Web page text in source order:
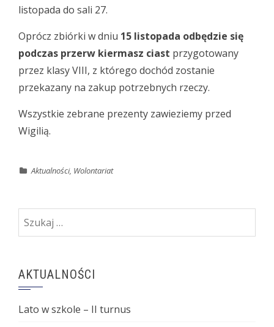
listopada do sali 27.
Oprócz zbiórki w dniu 15 listopada odbędzie się
podczas przerw kiermasz ciast przygotowany
przez klasy VIII, z którego dochód zostanie
przekazany na zakup potrzebnych rzeczy.
Wszystkie zebrane prezenty zawieziemy przed
Wigilią.
Aktualności, Wolontariat
Szukaj:
AKTUALNOŚCI
Lato w szkole – II turnus